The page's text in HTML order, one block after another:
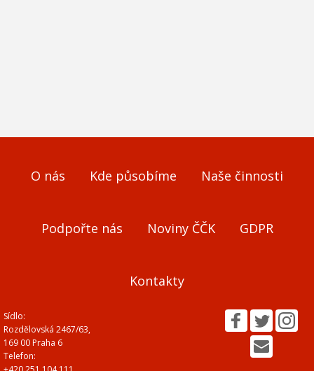
O nás Kde působíme Naše činnosti
Podpořte nás Noviny ČČK GDPR
Kontakty
Sídlo:
Rozdělovská 2467/63,
169 00 Praha 6
Telefon: